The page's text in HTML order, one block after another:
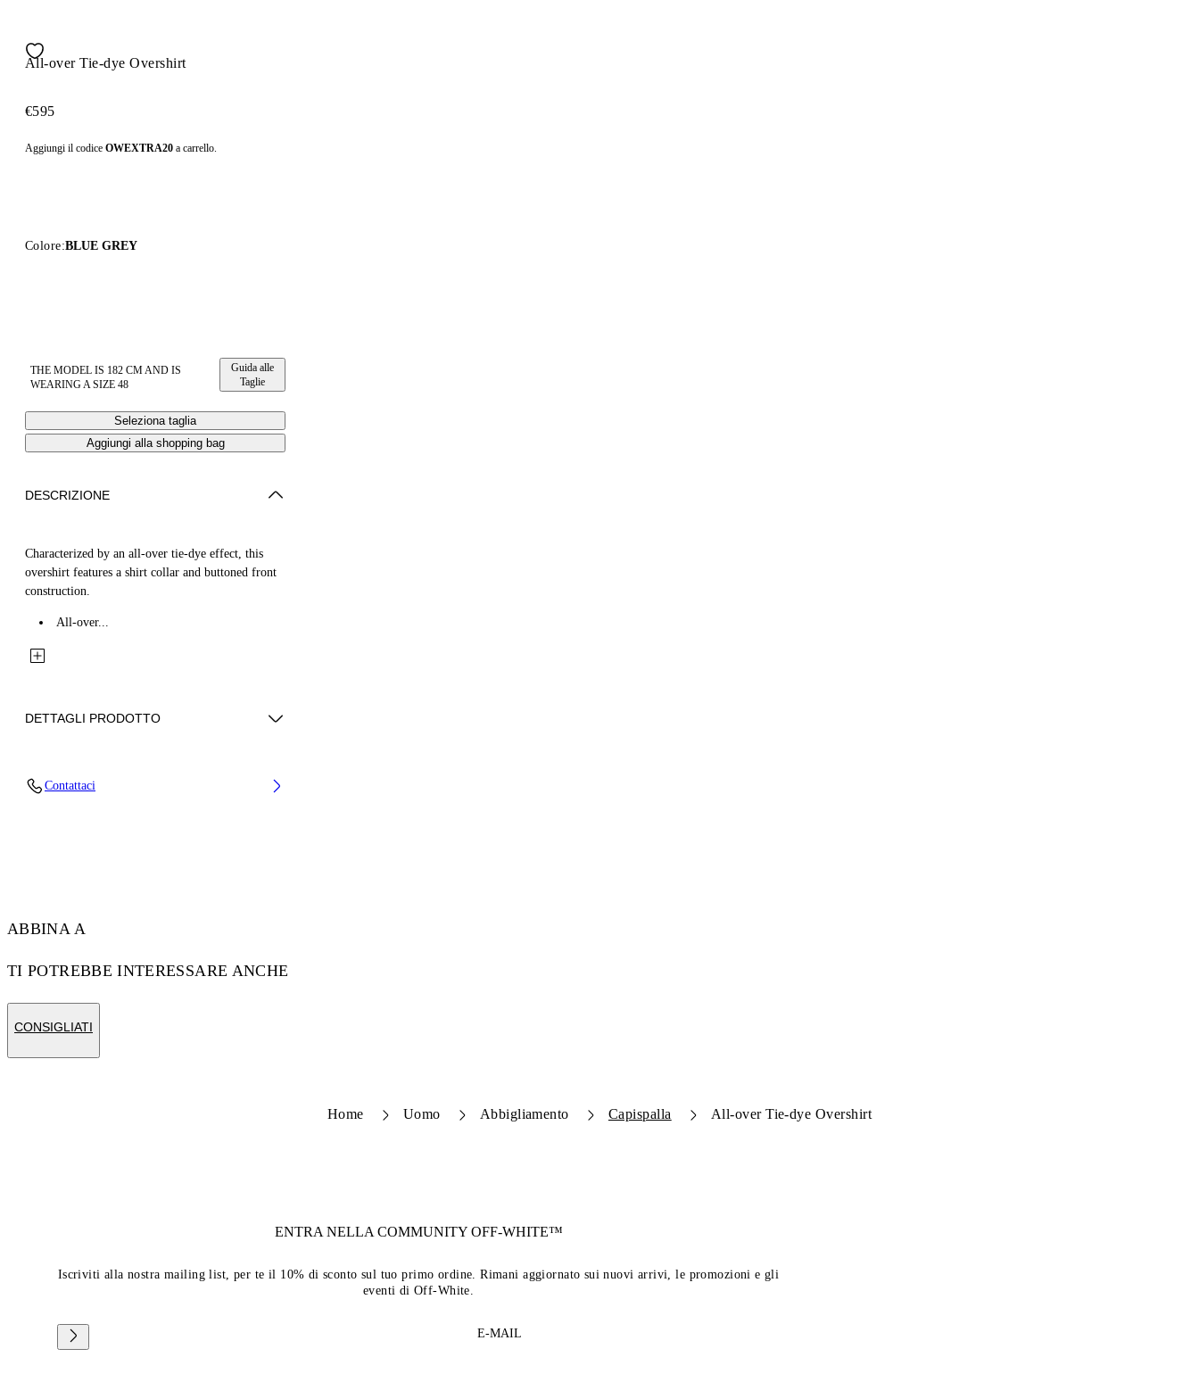
All-over Tie-dye Overshirt
€595
Aggiungi il codice OWEXTRA20 a carrello.
Colore:BLUE GREY
THE MODEL IS 182 CM AND IS
WEARING A SIZE 48
Guida alle
Taglie
Seleziona taglia
Aggiungi alla shopping bag
DESCRIZIONE
Characterized by an all-over tie-dye effect, this
overshirt features a shirt collar and buttoned front
construction.
All-over...
DETTAGLI PRODOTTO
Contattaci
ABBINA A
TI POTREBBE INTERESSARE ANCHE
CONSIGLIATI
Home Uomo Abbigliamento Capispalla All-over Tie-dye Overshirt
ENTRA NELLA COMMUNITY OFF-WHITE™
Iscriviti alla nostra mailing list, per te il 10% di sconto sul tuo primo ordine. Rimani aggiornato sui nuovi arrivi, le promozioni e gli
eventi di Off-White.
E-MAIL